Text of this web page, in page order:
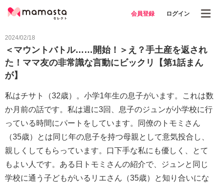
会員登録 ログイン
2024/02/18
＜マウントバトル……開始！＞え？手土産を返され
た！ママ友の非常識な言動にビックリ【第1話まん
が】
私はチサト（32歳）。小学1年生の息子がいます。これは数
か月前の話です。私は週に3回、息子のジュンが小学校に行
っている時間にパートをしています。同僚のトモミさん
（35歳）とは同じ年の息子を持つ母親として意気投合し、
親しくしてもらっています。口下手な私にも優しく、とて
もよい人です。ある日トモミさんの紹介で、ジュンと同じ
学校に通う子どもがいるリエさん（35歳）と知り合いにな